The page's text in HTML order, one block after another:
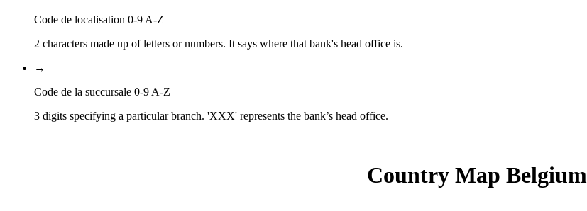
Code de localisation 0-9 A-Z
2 characters made up of letters or numbers. It says where that bank's head office is.
→
Code de la succursale 0-9 A-Z
3 digits specifying a particular branch. 'XXX' represents the bank’s head office.
Country Map Belgium